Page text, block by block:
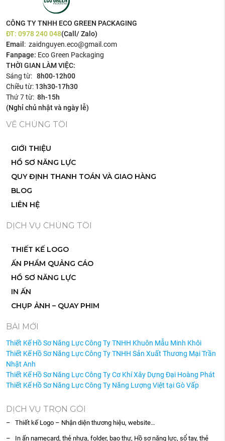
CÔNG TY TNHH ECO GREEN PACKAGING
ĐT:0978 240 048(Call/ Zalo)
Email : zaidnguyen.eco@gmail.com
Fanpage: Eco Green Packaging
THỜI GIAN LÀM VIỆC:
Sáng từ:8h00-12h00
Chiều từ: 13h30-17h30
Thứ 7 từ:8h-15h
(Nghỉ chủ nhật và ngày lễ)
VỀ CHÚNG TÔI
GIỚI THIỆU
HỒ SƠ NĂNG LỰC
QUY ĐỊNH THANH TOÁN VÀ GIAO HÀNG
BLOG
LIÊN HỆ
DỊCH VỤ CHÚNG TÔI
THIẾT KẾ LOGO
ẤN PHẨM QUẢNG CÁO
HỒ SƠ NĂNG LỰC
IN ẤN
CHỤP ẢNH – QUAY PHIM
BÀI MỚI
Thiết Kế Hồ Sơ Năng Lực Công Ty TNHH Khuôn Mẫu Minh Khôi
Thiết Kế Hồ Sơ Năng Lực Công Ty TNHH Sản Xuất Thương Mại Trần
Nhật Anh
Thiết Kế Hồ Sơ Năng Lực Công Ty Cơ Khí Xây Dựng Đại Hoàng Phát
Thiết Kế Hồ Sơ Năng Lực Công Ty Năng Lượng Việt tại Gò Vấp
DỊCH VỤ TRỌN GÓI
– Thiết kế Logo – Nhận diện thương hiệu, website…
– In ấn namecard, thẻ nhựa, folder, bao thư, Hồ sơ năng lực, sổ tay, thẻ